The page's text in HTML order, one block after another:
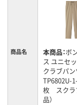
商品名 本商品：ボ
ス ユニセ
クラブパン
TP6802U-
枚 スクラ
品）